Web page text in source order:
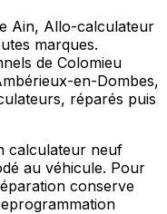
Ain, Allo-calculateur
marques.
de Colomieu
en-Dombes,
réparés puis
calculateur neuf
au véhicule. Pour
conserve